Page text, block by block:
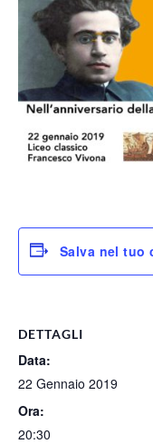
Salva nel tuo
DETTAGLI
Data:
22 Gennaio 2019
Ora:
20:30